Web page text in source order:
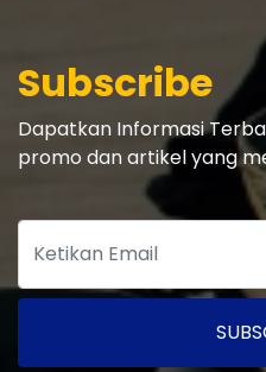
Subscribe
Dapatkan Informasi
promo dan artikel yang